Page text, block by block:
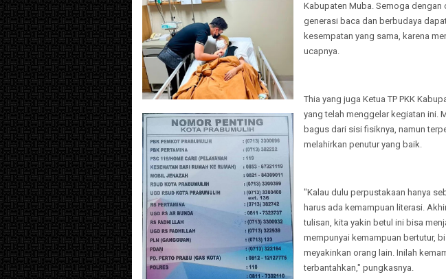
Kabupaten Muba. Semoga
generasi baca dan berbudaya
kesempatan yang sama, karena
ucapnya.
Thia yang juga Ketua TP PKK
yang telah menggelar kegiatan ini.
bagus dari sisi fisiknya, namun
melahirkan penutur yang baik.
"Kalau dulu perpustakaan hanya
harus ada kemampuan literasi.
tulisan, kita yakin betul ini bisa
mempunyai kemampuan bertutur,
meyakinkan orang lain. Inilah
terbantahkan," pungkasnya.